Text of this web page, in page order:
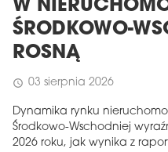
W
ŚRODKOWO-
ROSNĄ
schedule 03 sierpnia 2026
Dynamika rynku
Środkowo-Wschodniej
2026 roku, jak wynika z